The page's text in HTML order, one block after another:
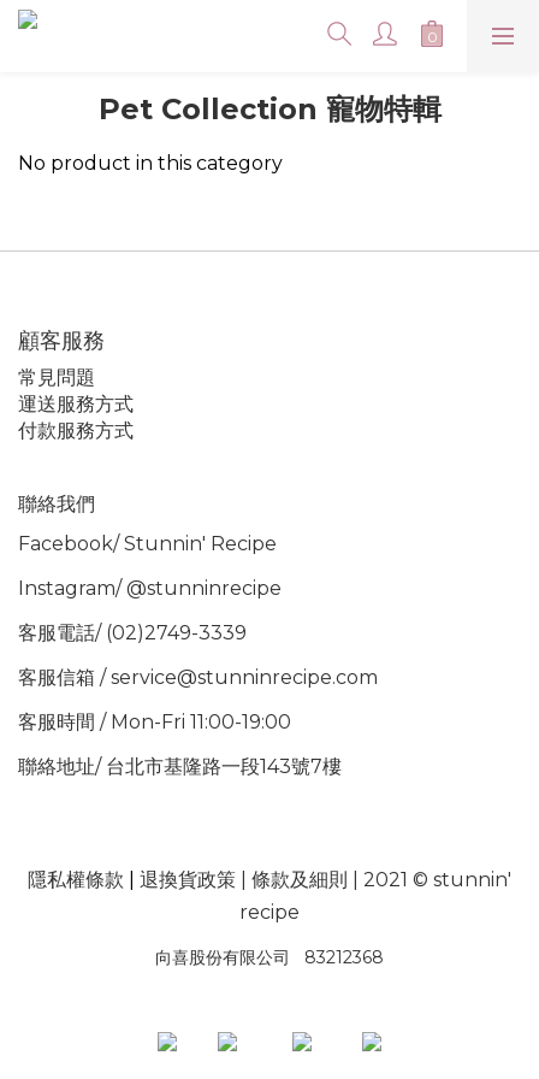
Pet Collection 寵物特輯
No product in this category
顧客服務
常見問題
運送服務方式
付款服務方式
聯絡我們
Facebook/Stunnin' Recipe
Instagram/@stunninrecipe
客服電話/ (02)2749-3339
客服信箱 / service@stunninrecipe.com
客服時間 / Mon-Fri 11:00-19:00
聯絡地址/ 台北市基隆路一段143號7樓
隱私權條款 退換貨政策 條款及細則 | 2021 © stunnin'
recipe
向喜股份有限公司 83212368